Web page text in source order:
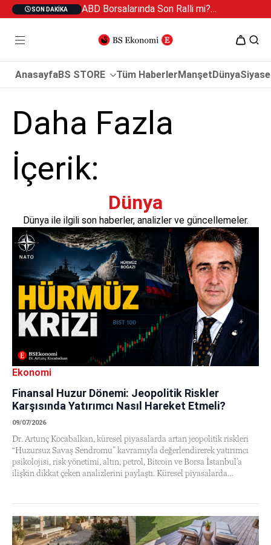
SON DAKIKA ABD Borsalarında Son Ralli mi? Petrol 100 Doları Aşarsa Ne Olur? Altın, Dolar/TL ve Borsa İstanbul İçin Kritik Uyarılar
AnasayfaBS STORE Tüm HaberlerManşetDünya
Daha Fazla
İçerik:
Dünya
Dünya ile ilgili son haberler, analizler ve güncellemeler.
Finansal Huzur Dönemi: Jeopolitik Riskler
Karşısında Yatırımcı Nasıl Hareket Etmeli?
09/07/2026
Ekonomi
Dr. Artunç Kocabalkan, küresel piyasalarda artan jeopolitik riskleri
“Huzursuz Savaş Sendromu” kavramıyla değerlendirerek yatırımcı
psikolojisi, risk yönetimi, altın, petrol, Bitcoin ve Borsa İstanbul’a
ilişkin dikkat çeken analizlerini paylaştı. Küresel piyasalarda…